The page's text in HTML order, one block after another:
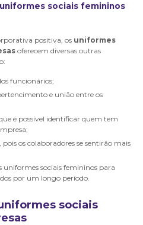
uniformes sociais femininos
positiva, os uniformes
oferecem diversas outras
funcionários;
por um longo período.
sociais